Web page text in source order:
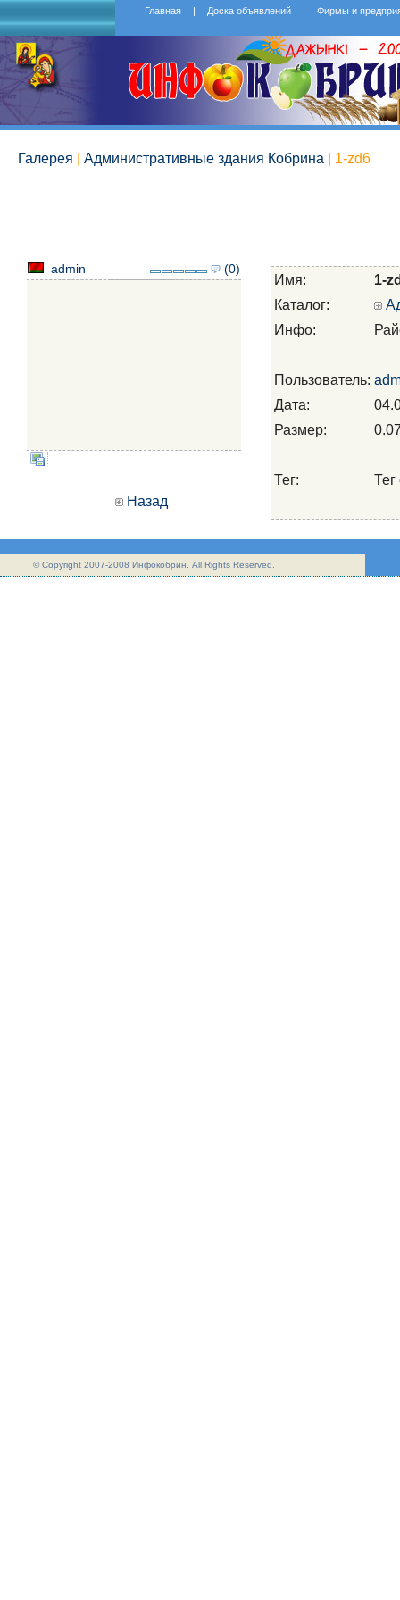
Главная | Доска объявлений | Фирмы и
Галерея Административные здания Кобрина | 1-zd6
admin (0)
Назад
Имя:
1-
Каталог:
Инфо:
Пользователь:
Дата:
Размер:
Тег: Тег
© Copyright 2007-2008 Инфокобрин. All Rights Reserved.